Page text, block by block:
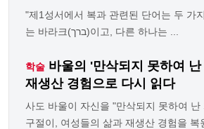
"제1성서에서 복과 관련된 단어는 두 가
는 바라크(ברך)이고, 다른 하나는 ...
학술 바울의 '만삭되지 못하여 난
재생산 경험으로 다시 읽다
사도 바울이 자신을 "만삭되지 못하여
구절이, 여성들의 삶과 재생산 경험을 복